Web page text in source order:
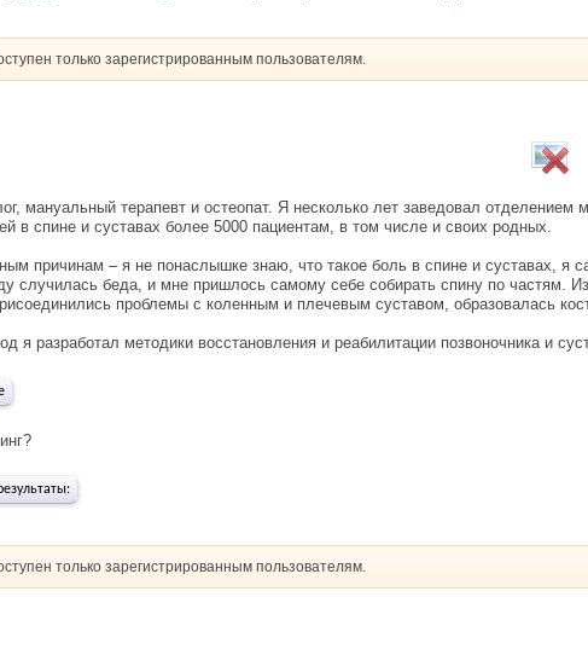
только зарегистрированным пользователям.
мануальный терапевт и остеопат. Я несколько лет заведовал
в спине и суставах более 5000 пациентам, в том числе и своих родных.
причинам – я не понаслышке знаю, что такое боль в спине и суставах, я
случилась беда, и мне пришлось самому себе собирать спину по частям.
проблемы с коленным и плечевым суставом, образовалась
я разработал методики восстановления и реабилитации позвоночника и
только зарегистрированным пользователям.